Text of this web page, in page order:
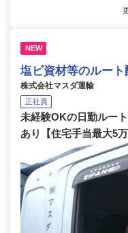
NEW
塩ビ資材等のルー
株式会社マスダ運輸
正社員
未経験OKの日勤ルー
あり【住宅手当最大5